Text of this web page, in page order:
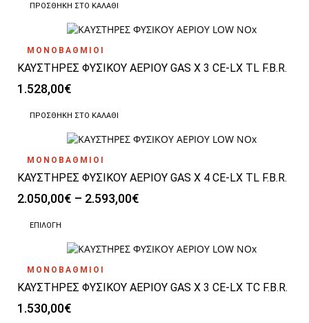
να
επιλεγούν
στη
σελίδα
του
προϊόντος
ΠΡΟΣΘΉΚΗ ΣΤΟ ΚΑΛΆΘΙ
ΜΟΝΟΒΑΘΜΙΟΙ
ΚΑΥΣΤΗΡΕΣ ΦΥΣΙΚΟΥ ΑΕΡΙΟΥ GAS X 3 CE-LX TL F.B.R.
1.528,00€
ΠΡΟΣΘΉΚΗ ΣΤΟ ΚΑΛΆΘΙ
ΜΟΝΟΒΑΘΜΙΟΙ
ΚΑΥΣΤΗΡΕΣ ΦΥΣΙΚΟΥ ΑΕΡΙΟΥ GAS X 4 CE-LX TL F.B.R.
2.050,00€ – 2.593,00€
2.593,00€
ΕΠΙΛΟΓΉ
προϊόν
πολλαπλές
παραλλαγές.
ΜΟΝΟΒΑΘΜΙΟΙ
ΚΑΥΣΤΗΡΕΣ ΦΥΣΙΚΟΥ ΑΕΡΙΟΥ GAS X 3 CE-LX TC F.B.R.
1.530,00€